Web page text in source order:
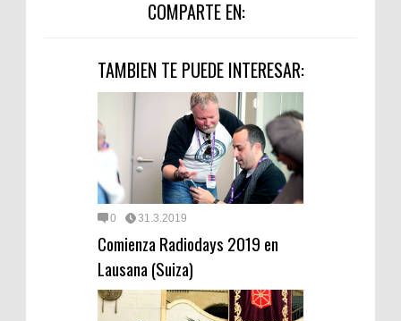
COMPARTE EN:
TAMBIEN TE PUEDE INTERESAR:
0 31.3.2019
Comienza Radiodays 2019 en
Lausana (Suiza)